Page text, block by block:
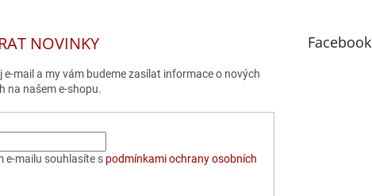
NOVINKY
e-mail a my vám budeme zasílat informace o nových
na našem e-shopu.
e-mailu souhlasíte s podmínkami ochrany osobních
Facebook